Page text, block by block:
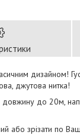
дизайном!
джутова нитка!
до 20м,
зрізати по